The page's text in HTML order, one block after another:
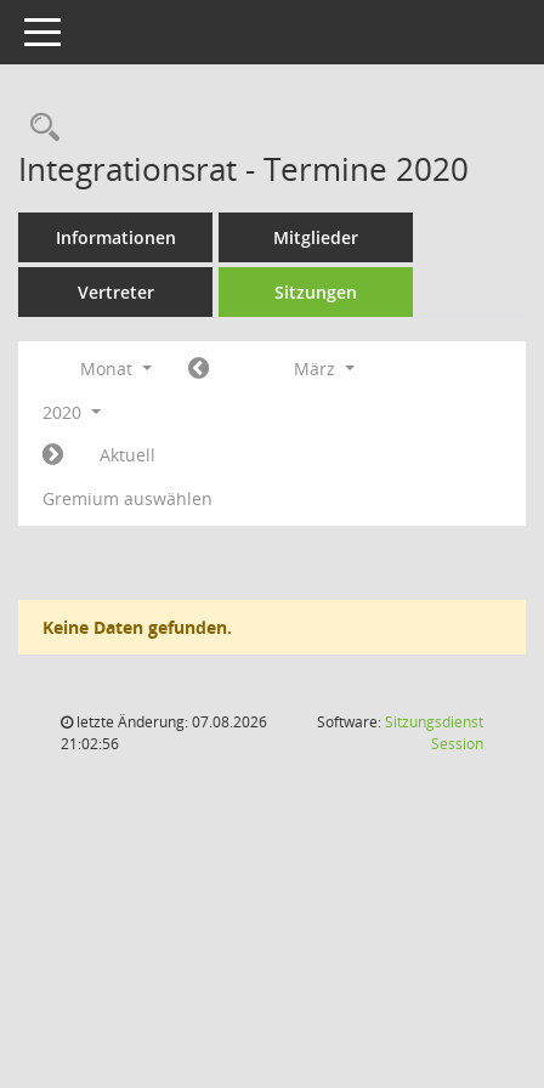
Toggle navigation
Rechercheauswahl
Integrationsrat - Termine 2020
Informationen Mitglieder
Vertreter Sitzungen
Monat
März
2020
Aktuell
Gremium auswählen
Keine Daten gefunden.
letzte Änderung: 07.08.2026
21:02:56
Software:Sitzungsdienst
Session(Wird in